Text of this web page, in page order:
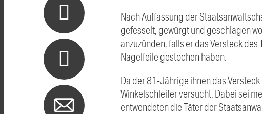
Nach Auffassung der
gefesselt, gewürgt und geschlagen
anzuzünden, falls er das Versteck
Nagelfeile gestochen haben.
Da der 81-Jährige ihnen das
Winkelschleifer versucht. Dabei sei
entwendeten die Täter der